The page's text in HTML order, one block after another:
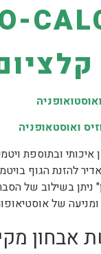
ואוסטאופניה
ובתוספת
להזנת הגוף
ניתן בשילוב של
של
אבחון